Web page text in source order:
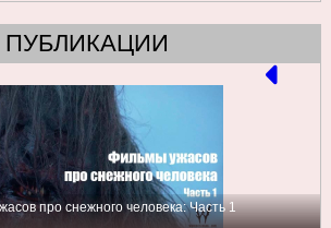
ПУБЛИКАЦИИ
про снежного человека: Часть 1